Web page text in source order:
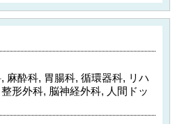
麻酔科, 胃腸科, 循環器科, リハ
形外科, 脳神経外科, 人間ドッ